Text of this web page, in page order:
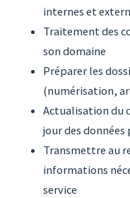
internes et
Traitement des
son domaine
Préparer les
(numérisation,
Actualisation du
jour des
Transmettre au
informations
service